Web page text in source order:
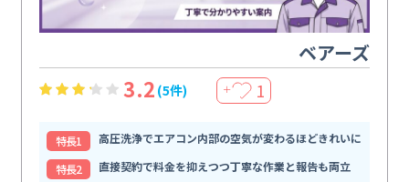
ベアーズ
3.2 (5件) ＋ 1
特⻑1
高圧洗浄でエアコン内部の空気が変わるほどきれいに
特⻑2
直接契約で料金を抑えつつ丁寧な作業と報告も両立